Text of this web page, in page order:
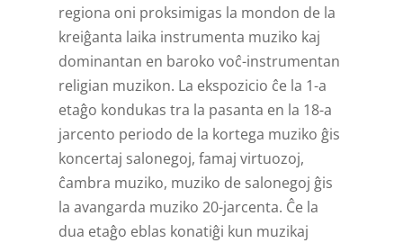
regiona oni proksimigas la mondon de la
kreiĝanta laika instrumenta muziko kaj
dominantan en baroko voĉ-instrumentan
religian muzikon. La ekspozicio ĉe la 1-a
etaĝo kondukas tra la pasanta en la 18-a
jarcento periodo de la kortega muziko ĝis
koncertaj salonegoj, famaj virtuozoj,
ĉambra muziko, muziko de salonegoj ĝis
la avangarda muziko 20-jarcenta. Ĉe la
dua etaĝo eblas konatiĝi kun muzikaj